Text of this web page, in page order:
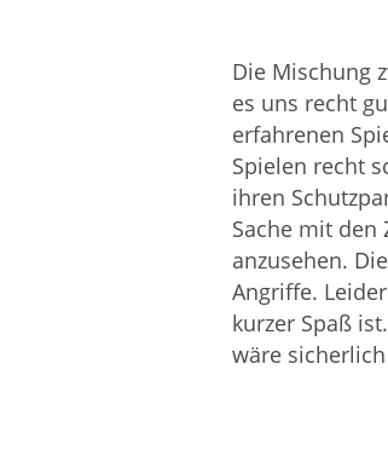
Die Mischung
es uns recht
erfahrenen
Spielen recht
ihren
Sache mit den
anzusehen.
Angriffe.
kurzer Spaß
wäre